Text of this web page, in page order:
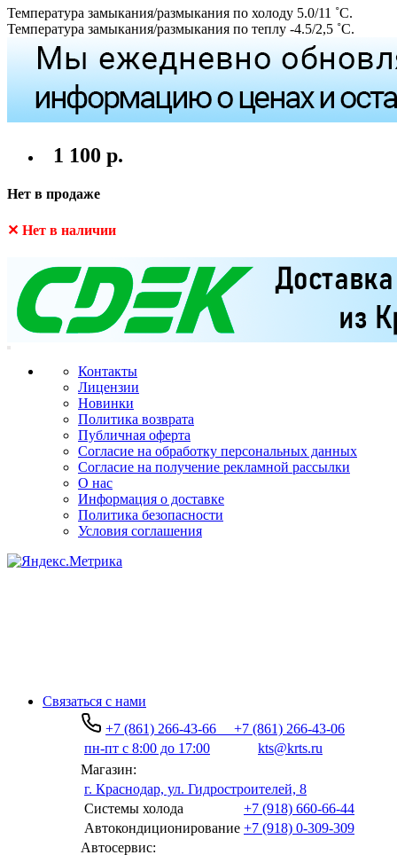
Температура замыкания/размыкания по холоду 5.0/11 ˚С.
Температура замыкания/размыкания по теплу -4.5/2,5 ˚С.
1 100 р.
Нет в продаже
✕ Нет в наличии
Контакты
Лицензии
Новинки
Политика возврата
Публичная оферта
Согласие на обработку персональных данных
Согласие на получение рекламной рассылки
О нас
Информация о доставке
Политика безопасности
Условия соглашения
Связаться с нами
+7 (861) 266-43-66
+7 (861) 266-43-06
пн-пт с 8:00 до 17:00
kts@krts.ru
Магазин:
г. Краснодар, ул. Гидростроителей, 8
Системы холода
+7 (918) 660-66-44
Автокондиционирование +7 (918) 0-309-309
Автосервис: